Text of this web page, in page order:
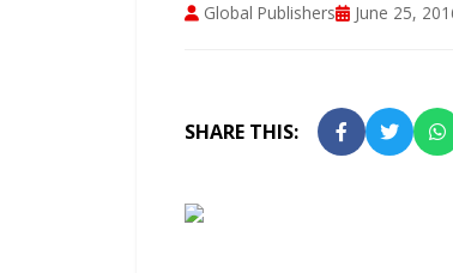
Global Publishers June 25,
SHARE THIS: